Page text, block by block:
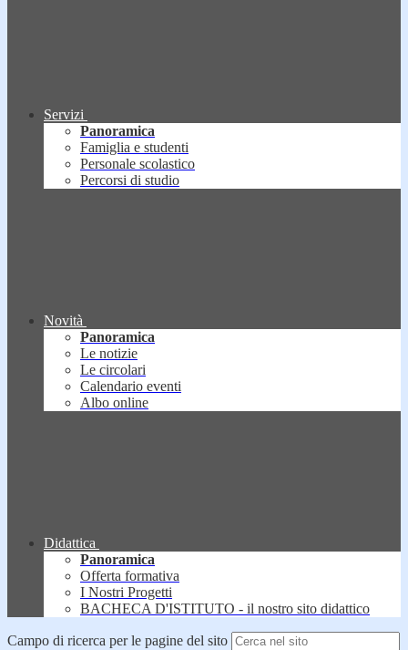
Servizi
Panoramica
Famiglia e studenti
Personale scolastico
Percorsi di studio
Novità
Panoramica
Le notizie
Le circolari
Calendario eventi
Albo online
Didattica
Panoramica
Offerta formativa
I Nostri Progetti
BACHECA D'ISTITUTO - il nostro sito didattico
Campo di ricerca per le pagine del sito